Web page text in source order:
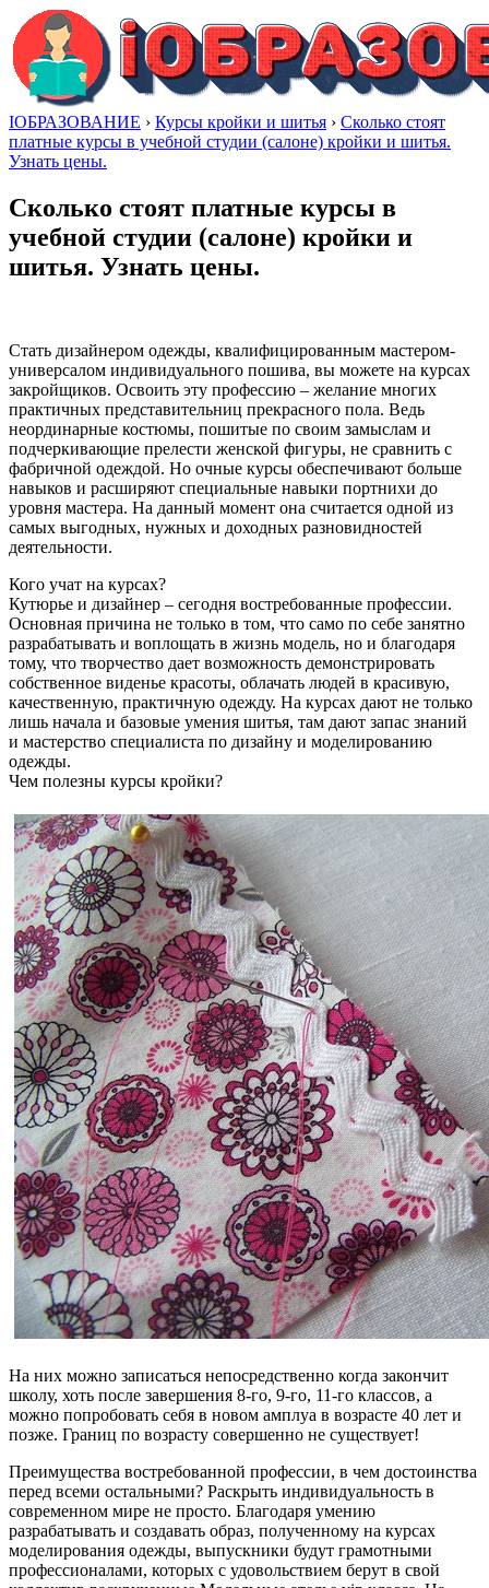
IОБРАЗОВАНИЕ › Курсы кройки и шитья › Сколько стоят
платные курсы в учебной студии (салоне) кройки и шитья.
Узнать цены.
Сколько стоят платные курсы в
учебной студии (салоне) кройки и
шитья. Узнать цены.
Стать дизайнером одежды, квалифицированным мастером-
универсалом индивидуального пошива, вы можете на курсах
закройщиков. Освоить эту профессию – желание многих
практичных представительниц прекрасного пола. Ведь
неординарные костюмы, пошитые по своим замыслам и
подчеркивающие прелести женской фигуры, не сравнить с
фабричной одеждой. Но очные курсы обеспечивают больше
навыков и расширяют специальные навыки портнихи до
уровня мастера. На данный момент она считается одной из
самых выгодных, нужных и доходных разновидностей
деятельности.
Кого учат на курсах?
Кутюрье и дизайнер – сегодня востребованные профессии.
Основная причина не только в том, что само по себе занятно
разрабатывать и воплощать в жизнь модель, но и благодаря
тому, что творчество дает возможность демонстрировать
собственное виденье красоты, облачать людей в красивую,
качественную, практичную одежду. На курсах дают не только
лишь начала и базовые умения шитья, там дают запас знаний
и мастерство специалиста по дизайну и моделированию
одежды.
Чем полезны курсы кройки?
На них можно записаться непосредственно когда закончит
школу, хоть после завершения 8-го, 9-го, 11-го классов, а
можно попробовать себя в новом амплуа в возрасте 40 лет и
позже. Границ по возрасту совершенно не существует!
Преимущества востребованной профессии, в чем достоинства
перед всеми остальными? Раскрыть индивидуальность в
современном мире не просто. Благодаря умению
разрабатывать и создавать образ, полученному на курсах
моделирования одежды, выпускники будут грамотными
профессионалами, которых с удовольствием берут в свой